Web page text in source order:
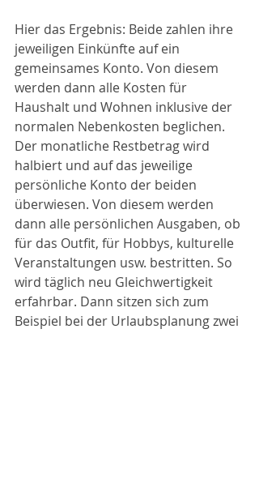
Hier das Ergebnis: Beide zahlen ihre
jeweiligen Einkünfte auf ein
gemeinsames Konto. Von diesem
werden dann alle Kosten für
Haushalt und Wohnen inklusive der
normalen Nebenkosten beglichen.
Der monatliche Restbetrag wird
halbiert und auf das jeweilige
persönliche Konto der beiden
überwiesen. Von diesem werden
dann alle persönlichen Ausgaben, ob
für das Outfit, für Hobbys, kulturelle
Veranstaltungen usw. bestritten. So
wird täglich neu Gleichwertigkeit
erfahrbar. Dann sitzen sich zum
Beispiel bei der Urlaubsplanung zwei